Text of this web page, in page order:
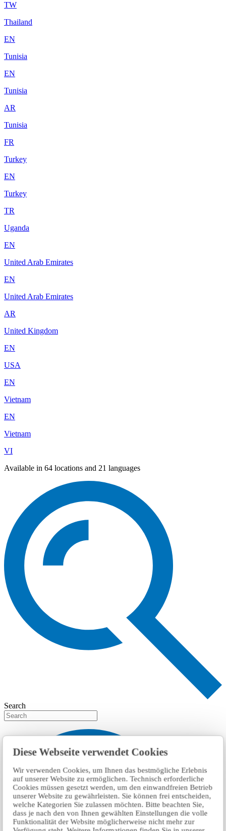
Diese Webseite verwendet Cookies
Wir verwenden Cookies, um Ihnen das bestmögliche Erlebnis
auf unserer Website zu ermöglichen. Technisch erforderliche
Cookies müssen gesetzt werden, um den einwandfreien Betrieb
unserer Website zu gewährleisten. Sie können frei entscheiden,
welche Kategorien Sie zulassen möchten. Bitte beachten Sie,
dass je nach den von Ihnen gewählten Einstellungen die volle
Funktionalität der Website möglicherweise nicht mehr zur
TW
Thailand
EN
Tunisia
EN
Tunisia
AR
Tunisia
FR
Turkey
EN
Turkey
TR
Uganda
EN
United Arab Emirates
EN
United Arab Emirates
AR
United Kingdom
EN
USA
EN
Vietnam
EN
Vietnam
VI
Available in 64 locations and 21 languages
Search